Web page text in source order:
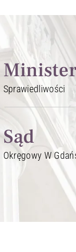
Sprawiedliwości
Sąd
Okręgowy W